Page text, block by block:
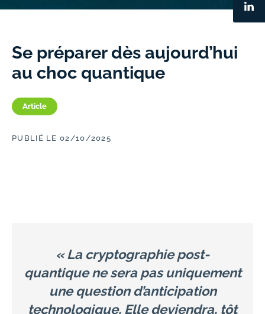
Se préparer dès aujourd’hui
au choc quantique
PUBLIÉ LE 02/10/2025
Article
« La cryptographie post-
quantique ne sera pas uniquement
une question d’anticipation
technologique. Elle deviendra, tôt